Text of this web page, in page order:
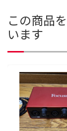
この商品
います